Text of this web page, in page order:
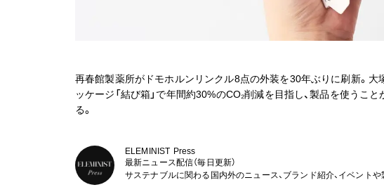
再春館製薬所がドモホルンリンクル8点の外装を30年ぶりに刷新。
ッケージ「結び箱」で年間約30%のCO₂削減を目指し、製品を使うこ
る。
ELEMINIST Press
最新ニュース配信（毎日更新）
サステナブルに関わる国内外のニュース、ブランド紹介、イベント